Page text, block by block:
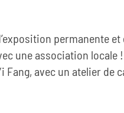
permanente et
une association locale
Fang, avec un atelier de